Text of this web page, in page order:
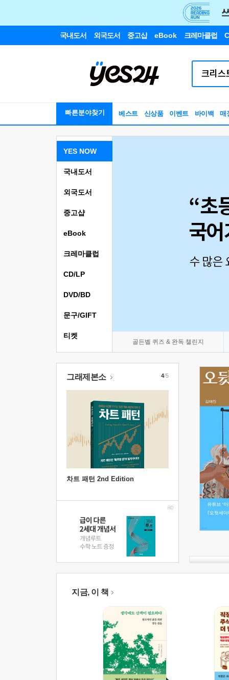
국내도서 외국도서 중고샵 eBook 크레마클럽
빠른분야찾기 베스트 신상품 이벤트 바이백 매
YES NOW
골든벨 퀴즈 & 완독 챌린지
국내도서
외국도서
중고샵
eBook
크레마클럽
CD/LP
DVD/BD
문구/GIFT
티켓
그래제본소
차트 패턴 2nd Edition
4/5
지금, 이 책